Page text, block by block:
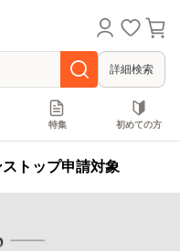
詳細検索
特集 初めての方
トップ申請対象